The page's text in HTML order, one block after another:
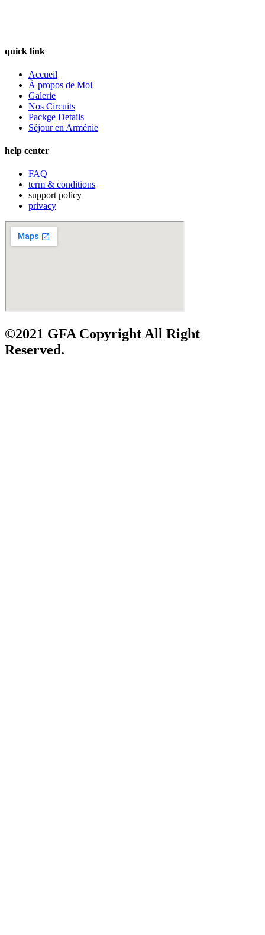
quick link
Accueil
À propos de Moi
Galerie
Nos Circuits
Packge Details
Séjour en Arménie
help center
FAQ
term & conditions
support policy
privacy
©2021 GFA Copyright All Right
Reserved.